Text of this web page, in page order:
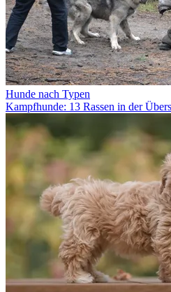
Hunde nach Typen
Kampfhunde: 13 Rassen in der